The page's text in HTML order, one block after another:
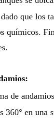
que los
químicos.
de
360° en